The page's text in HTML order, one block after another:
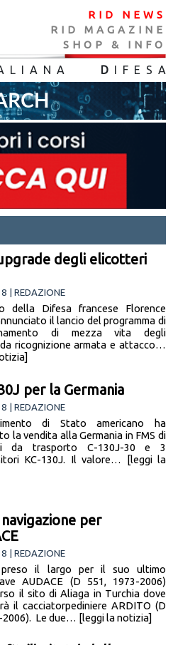
RID NEWS
RID MAGAZINE
SHOP & INFO
D IFES A
degli elicotteri
| REDAZIONE
della Difesa francese Florence
il lancio del programma di
di mezza vita degli
ricognizione armata e attacco…
per la Germania
| REDAZIONE
di Stato americano ha
la vendita alla Germania in FMS di
da trasporto C-130J-30 e 3
KC-130J. Il valore… [leggi la
per
| REDAZIONE
il largo per il suo ultimo
AUDACE (D 551, 1973-2006)
il sito di Aliaga in Turchia dove
il cacciatorpediniere ARDITO (D
2006). Le due… [leggi la notizia]